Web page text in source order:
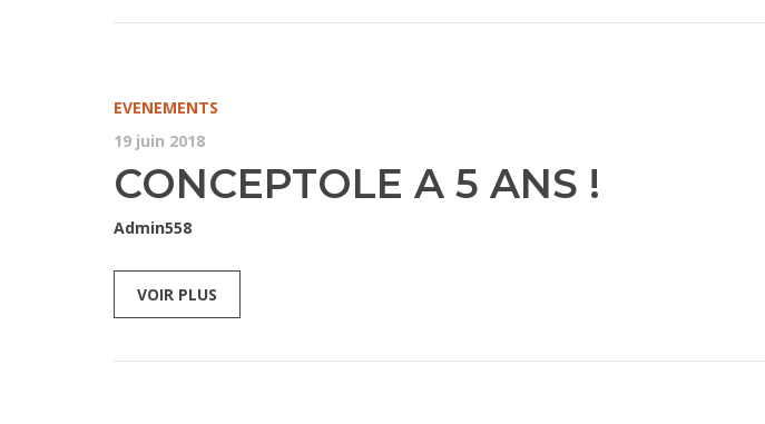
EVENEMENTS
19 juin 2018
CONCEPTOLE A 5 ANS !
Admin558
VOIR PLUS